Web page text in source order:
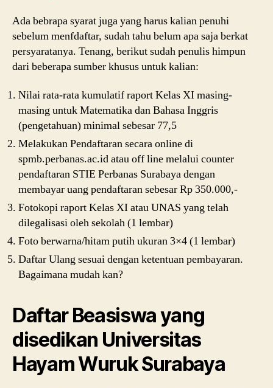
Ada bebrapa syarat juga yang harus kalian penuhi
sebelum menfdaftar, sudah tahu belum apa saja berkat
persyaratanya. Tenang, berikut sudah penulis himpun
dari beberapa sumber khusus untuk kalian:
Nilai rata-rata kumulatif raport Kelas XI masing-
masing untuk Matematika dan Bahasa Inggris
(pengetahuan) minimal sebesar 77,5
Melakukan Pendaftaran secara online di
spmb.perbanas.ac.id atau off line melalui counter
pendaftaran STIE Perbanas Surabaya dengan
membayar uang pendaftaran sebesar Rp 350.000,-
Fotokopi raport Kelas XI atau UNAS yang telah
dilegalisasi oleh sekolah (1 lembar)
Foto berwarna/hitam putih ukuran 3×4 (1 lembar)
Daftar Ulang sesuai dengan ketentuan pembayaran.
Bagaimana mudah kan?
Daftar Beasiswa yang
disedikan Universitas
Hayam Wuruk Surabaya